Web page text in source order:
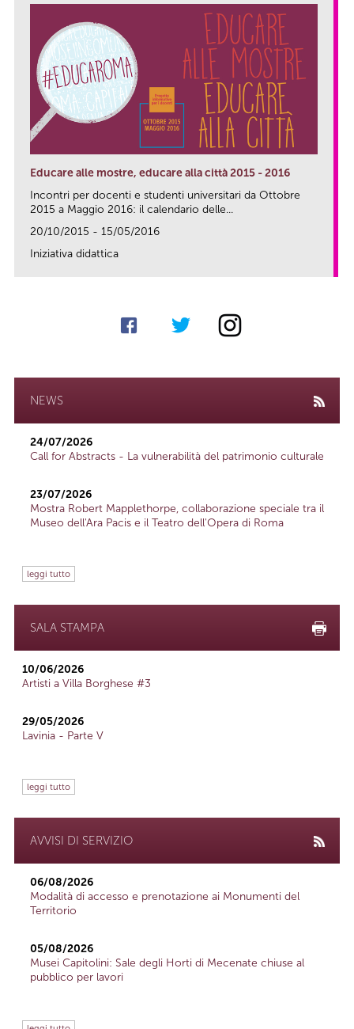
Educare alle mostre, educare alla città 2015 - 2016
Incontri per docenti e studenti universitari da Ottobre
2015 a Maggio 2016: il calendario delle...
20/10/2015 - 15/05/2016
Iniziativa didattica
NEWS
24/07/2026
Call for Abstracts - La vulnerabilità del patrimonio culturale
23/07/2026
Mostra Robert Mapplethorpe, collaborazione speciale tra il
Museo dell'Ara Pacis e il Teatro dell'Opera di Roma
leggi tutto
SALA STAMPA
10/06/2026
Artisti a Villa Borghese #3
29/05/2026
Lavinia - Parte V
leggi tutto
AVVISI DI SERVIZIO
06/08/2026
Modalità di accesso e prenotazione ai Monumenti del
Territorio
05/08/2026
Musei Capitolini: Sale degli Horti di Mecenate chiuse al
pubblico per lavori